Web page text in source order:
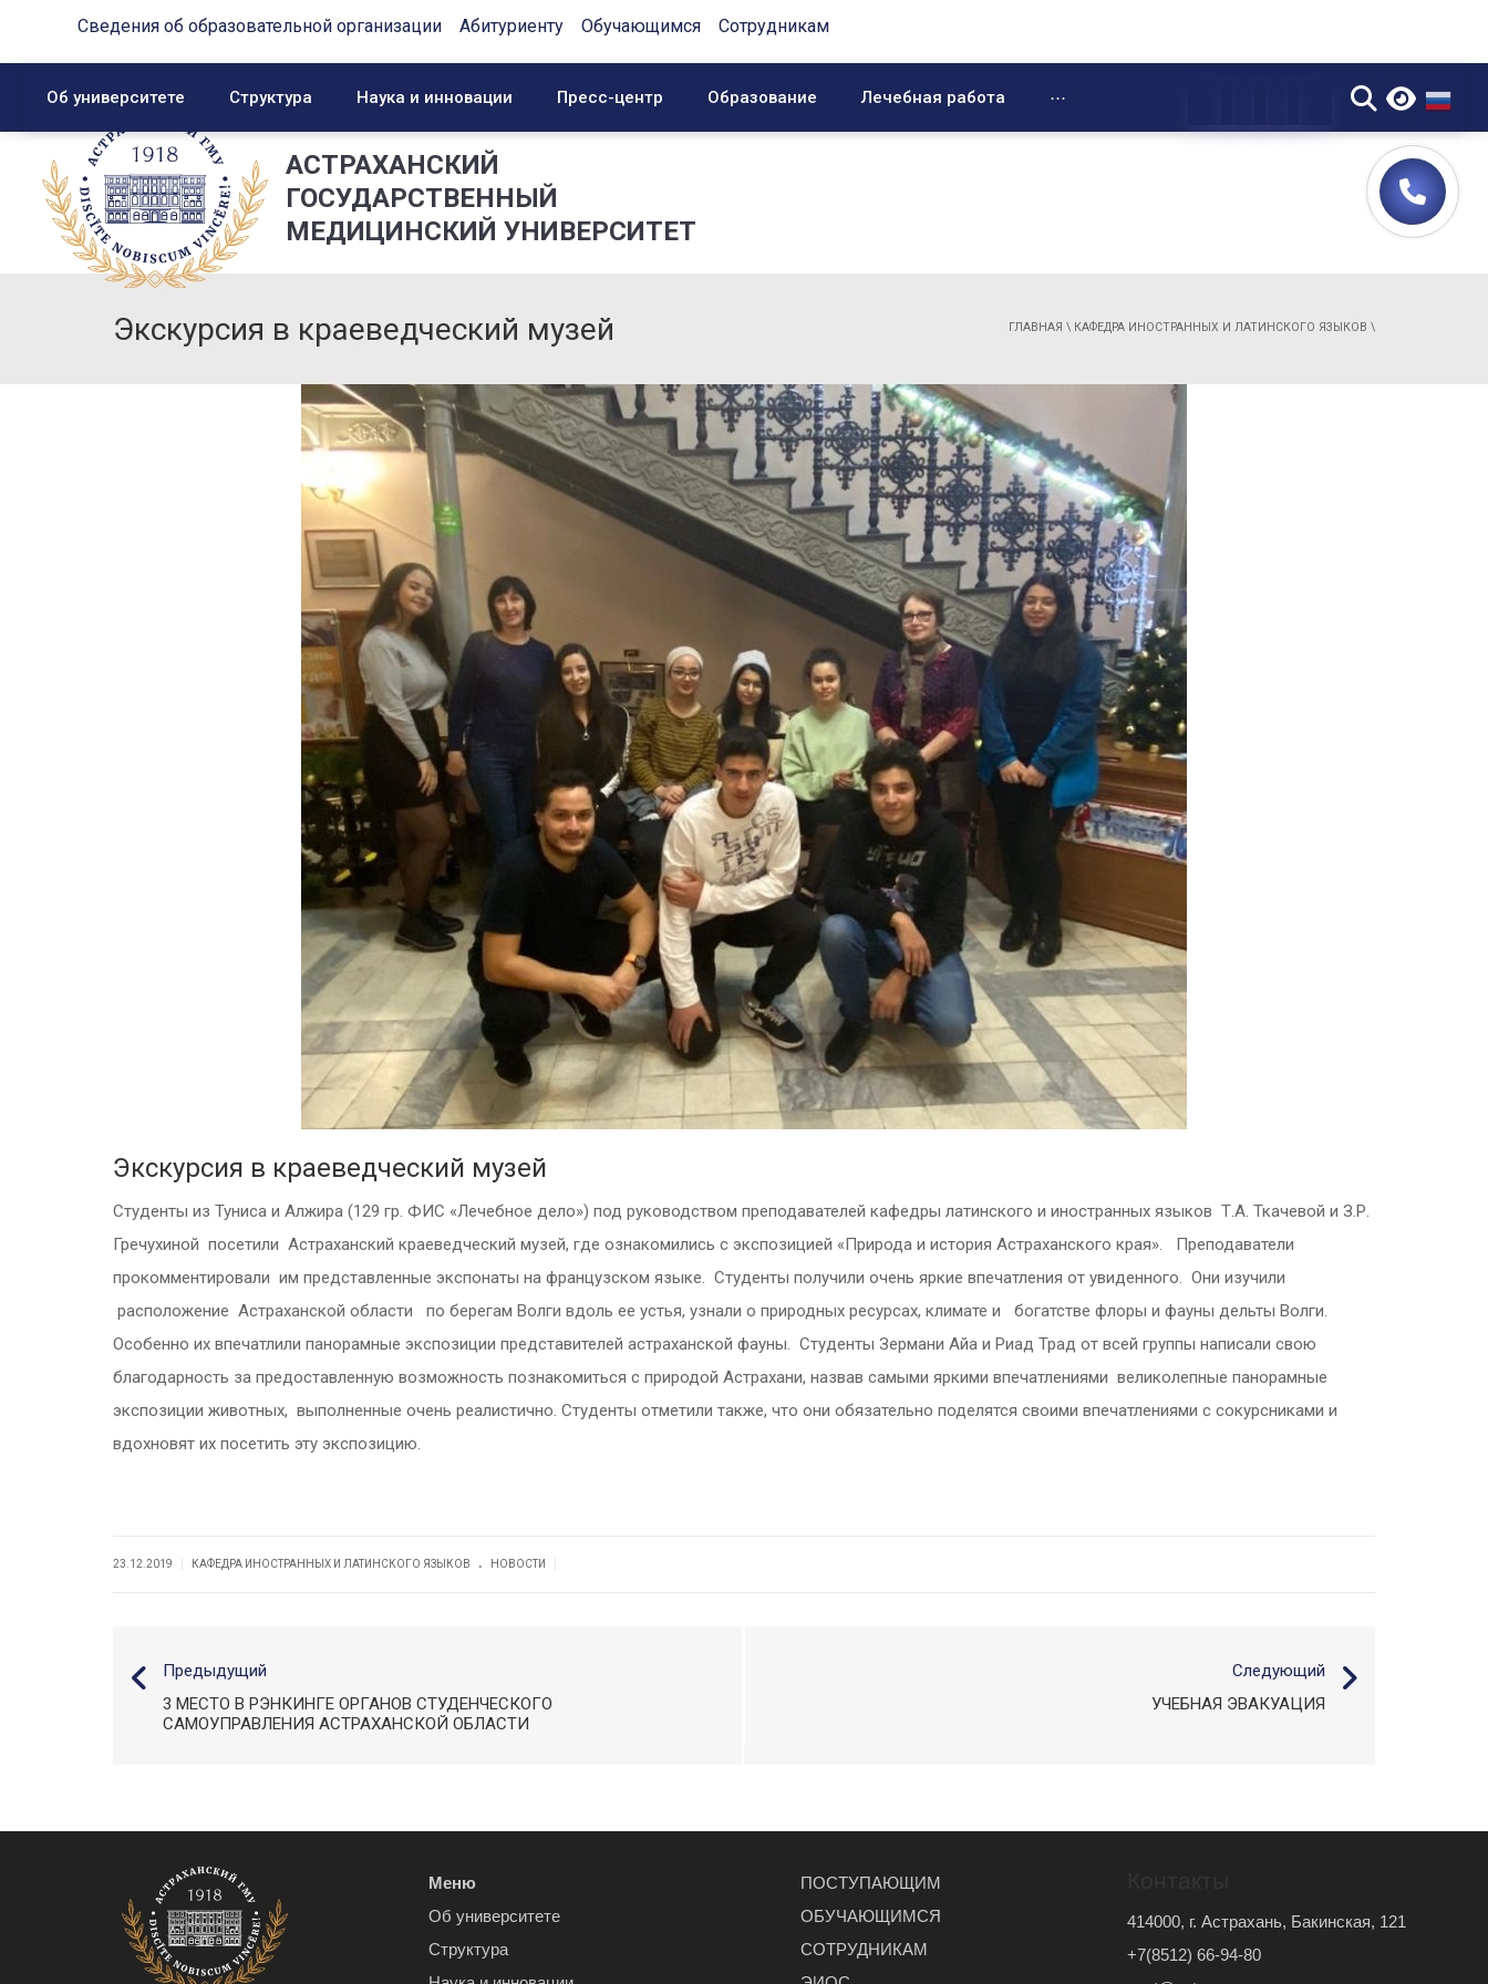
Сведения об образовательной организации Абитуриенту Обучающимся Сотрудникам
Об университете Структура Наука и инновации Пресс-центр Образование Лечебная работа ⋯ ▼
АСТРАХАНСКИЙ
ГОСУДАРСТВЕННЫЙ
МЕДИЦИНСКИЙ УНИВЕРСИТЕТ
Экскурсия в краеведческий музей ГЛАВНАЯ \ КАФЕДРА ИНОСТРАННЫХ И ЛАТИНСКОГО ЯЗЫКОВ \
Экскурсия в краеведческий музей
Студенты из Туниса и Алжира (129 гр. ФИС «Лечебное дело») под руководством преподавателей кафедры латинского и иностранных языков Т.А. Ткачевой и З.Р.
Гречухиной посетили Астраханский краеведческий музей, где ознакомились с экспозицией «Природа и история Астраханского края». Преподаватели
прокомментировали им представленные экспонаты на французском языке. Студенты получили очень яркие впечатления от увиденного. Они изучили
расположение Астраханской области по берегам Волги вдоль ее устья, узнали о природных ресурсах, климате и богатстве флоры и фауны дельты Волги.
Особенно их впечатлили панорамные экспозиции представителей астраханской фауны. Студенты Зермани Айа и Риад Трад от всей группы написали свою
благодарность за предоставленную возможность познакомиться с природой Астрахани, назвав самыми яркими впечатлениями великолепные панорамные
экспозиции животных, выполненные очень реалистично. Студенты отметили также, что они обязательно поделятся своими впечатлениями с сокурсниками и
вдохновят их посетить эту экспозицию.
23.12.2019 КАФЕДРА ИНОСТРАННЫХ И ЛАТИНСКОГО ЯЗЫКОВ . НОВОСТИ
Предыдущий
3 МЕСТО В РЭНКИНГЕ ОРГАНОВ СТУДЕНЧЕСКОГО
САМОУПРАВЛЕНИЯ АСТРАХАНСКОЙ ОБЛАСТИ
Следующий
УЧЕБНАЯ ЭВАКУАЦИЯ
Меню
Об университете
Структура
ПОСТУПАЮЩИМ
ОБУЧАЮЩИМСЯ
СОТРУДНИКАМ
414000, г. Астрахань, Бакинская, 121
+7(8512) 66-94-80